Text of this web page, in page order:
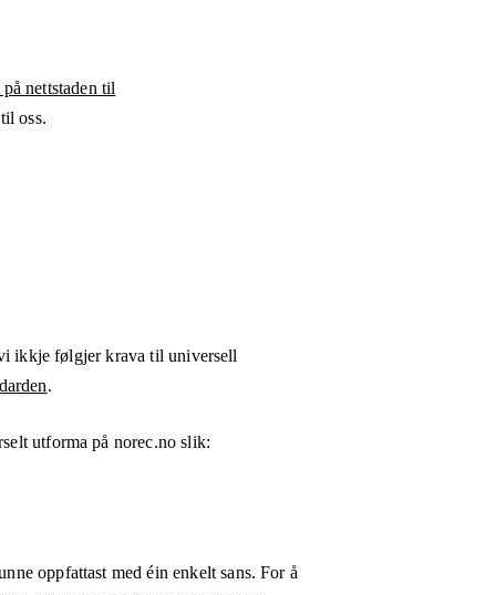
nettstaden til
oss.
ikkje følgjer krava til universell
.
utforma på norec.no slik:
oppfattast med éin enkelt sans. For å